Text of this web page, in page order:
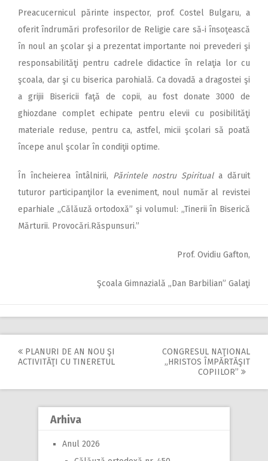
Preacucernicul părinte inspector, prof. Costel Bulgaru, a
oferit îndrumări profesorilor de Religie care să‑i însoţească
în noul an şcolar şi a prezentat importante noi preve­deri şi
responsabilităţi pentru cadrele didactice în relaţia lor cu
şcoala, dar şi cu biserica parohială. Ca dovadă a dragostei şi
a grijii Bisericii faţă de copii, au fost donate 3000 de
ghiozdane complet echipate pentru elevii cu posibilităţi
materiale reduse, pentru ca, astfel, micii şcolari să poată
începe anul şcolar în condiţii optime.
În încheierea întâlnirii, Părintele nostru Spirituala dăruit
tuturor par­ti­cipanţilor la eveniment, noul număr al revistei
eparhiale „Călăuză ortodoxă” şi volumul: „Tinerii în Biserică
Mărturii. Provocări.Răspunsuri.”
Prof. Ovidiu Gafton,
Şcoala Gimnazială „Dan Barbilian” Galaţi
Post
navigation
PLANURI DE AN NOU ŞI
ACTIVITĂŢI CU TINERETUL
CONGRESUL NAŢIONAL
„HRISTOS ÎMPĂRTĂŞIT
COPIILOR”
Arhiva
Anul 2026